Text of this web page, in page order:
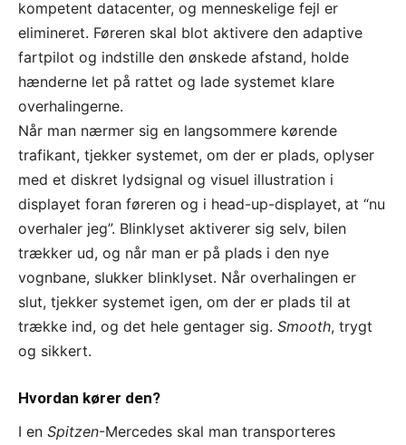
kompetent datacenter, og menneskelige fejl er
elimineret. Føreren skal blot aktivere den adaptive
fartpilot og indstille den ønskede afstand, holde
hænderne let på rattet og lade systemet klare
overhalingerne.
Når man nærmer sig en langsommere kørende
trafikant, tjekker systemet, om der er plads, oplyser
med et diskret lydsignal og visuel illustration i
displayet foran føreren og i head-up-displayet, at “nu
overhaler jeg”. Blinklyset aktiverer sig selv, bilen
trækker ud, og når man er på plads i den nye
vognbane, slukker blinklyset. Når overhalingen er
slut, tjekker systemet igen, om der er plads til at
trække ind, og det hele gentager sig. Smooth, trygt
og sikkert.
Hvordan kører den?
I en Spitzen-Mercedes skal man transporteres